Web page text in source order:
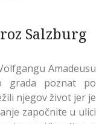
Salzburg
Amadeusu
grada poznat po
njegov život jer je
započnite u ulici